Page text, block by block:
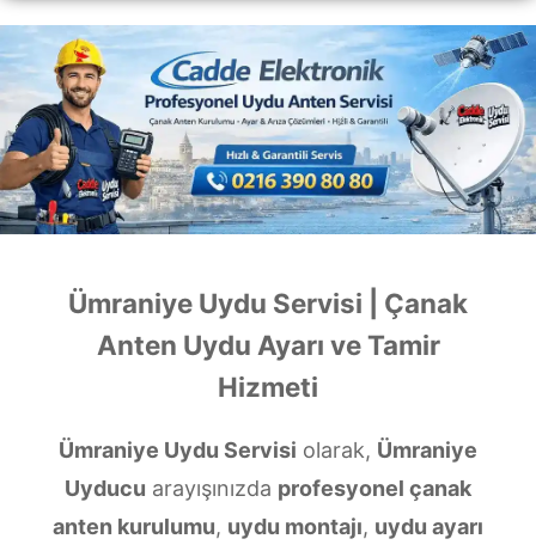
Ümraniye Uydu Servisi | Çanak
Anten Uydu Ayarı ve Tamir
Hizmeti
Ümraniye Uydu Servisi olarak, Ümraniye
Uyducu arayışınızda profesyonel çanak
anten kurulumu, uydu montajı, uydu ayarı